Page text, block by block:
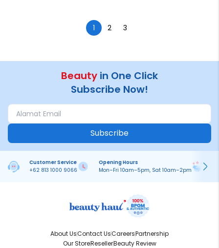
1 2 3
Beauty in One Click
Subscribe Now!
Subscribe
Customer Service
+62 813 1000 9066
Opening Hours
Mon–Fri 10am–5pm, Sat 10am–2pm
About UsContact UsCareersPartnership
Our StoreResellerBeauty Review